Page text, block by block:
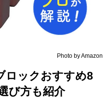
Photo by Amazon
ロックおすすめ8
び方も紹介